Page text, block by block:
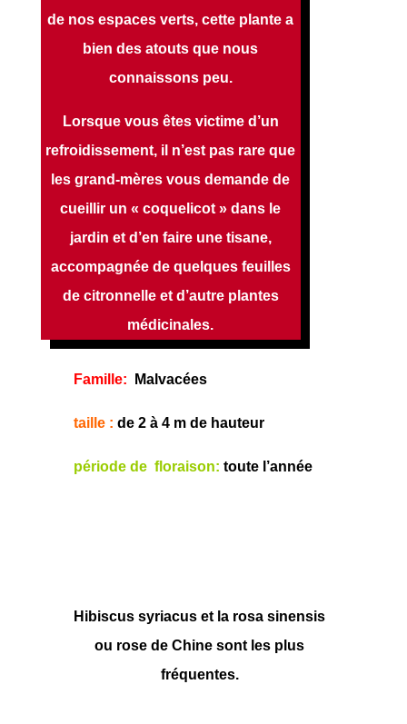
de nos espaces verts, cette plante a
bien des atouts que nous
connaissons peu.
Lorsque vous êtes victime d’un
refroidissement, il n’est pas rare que
les grand-mères vous demande de
cueillir un « coquelicot » dans le
jardin et d’en faire une tisane,
accompagnée de quelques feuilles
de citronnelle et d’autre plantes
médicinales.
Famille: Malvacées
taille : de 2 à 4 m de hauteur
période de floraison: toute l’année
Hibiscus syriacus et la rosa sinensis
ou rose de Chine sont les plus
fréquentes.